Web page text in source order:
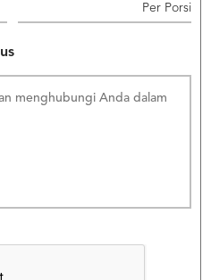
Per Porsi